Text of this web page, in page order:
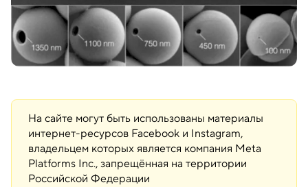
На сайте могут быть использованы материалы
интернет-ресурсов Facebook и Instagram,
владельцем которых является компания Meta
Platforms Inc., запрещённая на территории
Российской Федерации